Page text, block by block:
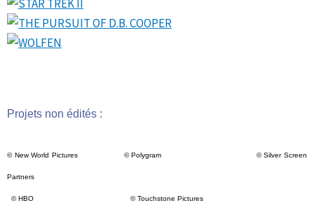
Projets non édités :
© New World Pictures © Polygram © Silver Screen
Partners
© HBO © Touchstone Pictures